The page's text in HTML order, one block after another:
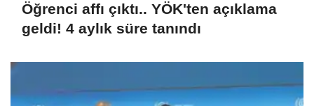
Öğrenci affı çıktı.. YÖK'ten açıklama
geldi! 4 aylık süre tanındı